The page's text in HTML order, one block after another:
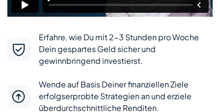
Erfahre, wie Du mit 2-3 Stunden pro Woche
Dein gespartes Geld sicher und
gewinnbringend investierst.
Wende auf Basis Deiner finanziellen Ziele
erfolgserprobte Strategien an und erziele
überdurchschnittliche Renditen.